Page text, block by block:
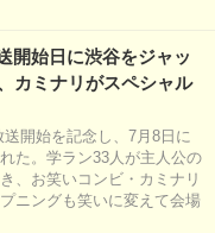
開始日に渋谷をジャッ
カミナリがスペシャル
開始を記念し、7月8日に
た。学ラン33人が主人公の
、お笑いコンビ・カミナリ
ニングも笑いに変えて会場